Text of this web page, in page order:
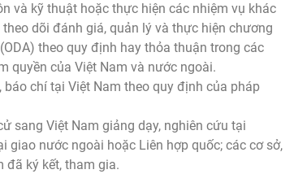
và kỹ thuật hoặc thực hiện các nhiệm vụ khác
dõi đánh giá, quản lý và thực hiện chương
theo quy định hay thỏa thuận trong các
quyền của Việt Nam và nước ngoài.
chí tại Việt Nam theo quy định của pháp
sang Việt Nam giảng dạy, nghiên cứu tại
nước ngoài hoặc Liên hợp quốc; các cơ sở,
đã ký kết, tham gia.